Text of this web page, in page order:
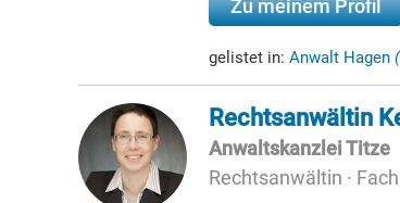
Zu meinem Profil
gelistet in: Anwalt Hagen
Rechtsanwältin
Anwaltskanzlei Titze
Rechtsanwältin ·